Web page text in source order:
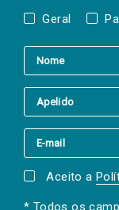
Geral
Aceito a
* Todos os